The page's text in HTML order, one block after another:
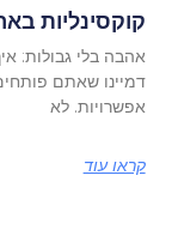
קוקסינליות
אהבה בלי גבולות:
דמיינו שאתם
אפשרויות. לא
קראו עוד